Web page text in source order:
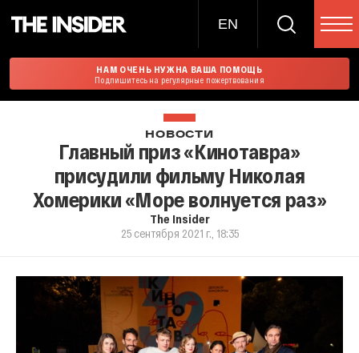
EN
НАМ ОЧЕНЬ НУЖНА ВАША ПОМОЩЬ
Подпишитесь на регулярные пожертвования
НОВОСТИ
Главный приз «Кинотавра»
присудили фильму Николая
Хомерики «Море волнуется раз»
The Insider
25 сентября 2021 г., 18:35